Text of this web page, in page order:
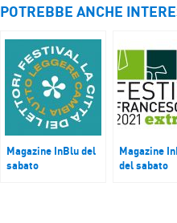
POTREBBE ANCHE
Magazine InBlu del
sabato
Magazine
del sabato